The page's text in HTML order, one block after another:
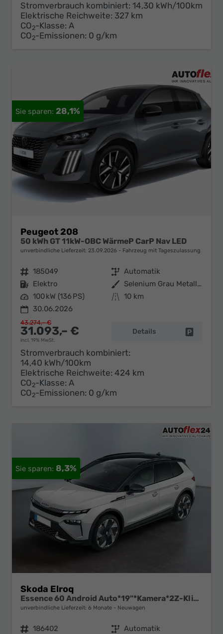
Stromverbrauch kombiniert: 14,30 kWh/100km
Elektrische Reichweite: 327 km
CO2-Klasse: A
CO2-Emissionen: 0 g/km
28,1%
Peugeot 208
50 kWh GT 11kW-OBC WärmeP CarP Nav LED
unverbindliche Lieferzeit: 23.09.2026 Fahrzeug mit Tageszulassung
Fahrzeugnr. 185049 Getriebe Automatik
Kraftstoff Elektro Außenfarbe
Selenium Grau Metallic
Leistung 100 kW (136 PS) Kilometerstand 10 km
30.06.2026
31.093,– €
incl. 19% MwSt.
43.274,– €
Details
Stromverbrauch kombiniert:
14,40 kWh/100km
Elektrische Reichweite: 424 km
CO2-Klasse: A
CO2-Emissionen: 0 g/km
8,3%
Skoda Elroq
Essence 60 Android Auto*19"*Kamera*2Z-Klimaauto*Totwinkel*LED*Tempomat
unverbindliche Lieferzeit: 6 Monate Neuwagen
Fahrzeugnr. 186402 Getriebe Automatik